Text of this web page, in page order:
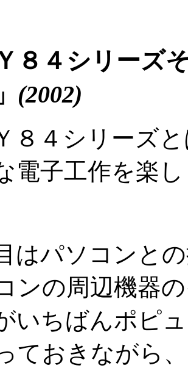
８４シリーズ
(2002)
８４シリーズ
電子工作を楽
はパソコンと
ンの周辺機器
いちばんポピ
ておきながら